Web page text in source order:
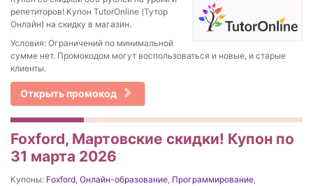
репетиторов! Купон TutorOnline (Тутор
Онлайн) на скидку в магазин.
Условия: Ограничений по минимальной
сумме нет. Промокодом могут воспользоваться и новые, и старые
клиенты.
Открыть промокод
Foxford, Мартовские скидки! Купон по
31 марта 2026
Купоны: Foxford, Онлайн-образование, Программирование,